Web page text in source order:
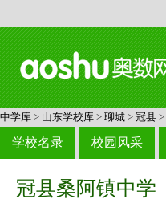
中学库 > 山东学校库 > 聊城 > 冠县 >
学校名录 校园风采
冠县桑阿镇中学